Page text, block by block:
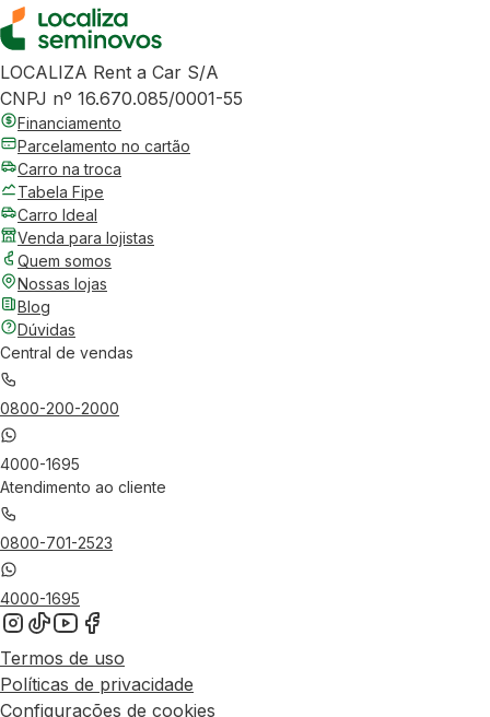
LOCALIZA Rent a Car S/A
CNPJ nº 16.670.085/0001-55
Financiamento
Parcelamento no cartão
Carro na troca
Tabela Fipe
Carro Ideal
Venda para lojistas
Quem somos
Nossas lojas
Blog
Dúvidas
Central de vendas
0800-200-2000
4000-1695
Atendimento ao cliente
0800-701-2523
4000-1695
Termos de uso
Políticas de privacidade
Configurações de cookies